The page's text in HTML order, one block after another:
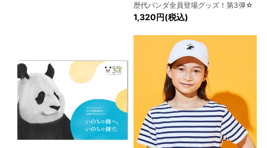
歴代パンダ全員登場グッズ！第3弾☆
1,320円(税込)